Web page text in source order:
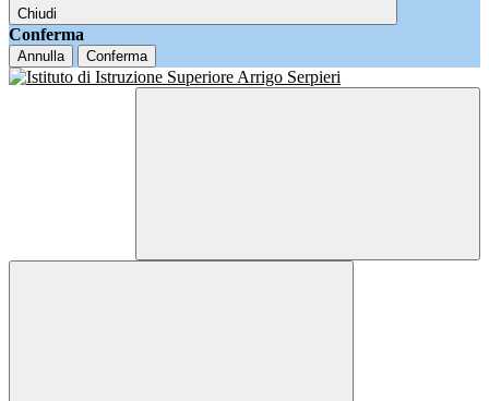
Chiudi
Conferma
Annulla Conferma